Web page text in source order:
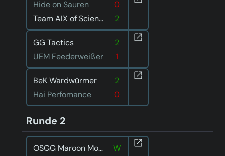
Hide on Sauren
0
Team AIX of Science
2
GG Tactics
2
UEM Feederweißer
1
BeK Wardwürmer
2
Hai Perfomance
0
Runde 2
OSGG Maroon Moon
W